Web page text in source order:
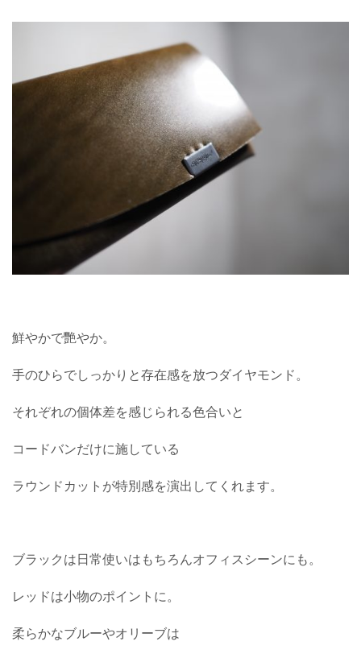
鮮やかで艷やか。
手のひらでしっかりと存在感を放つダイヤモンド。
それぞれの個体差を感じられる色合いと
コードバンだけに施している
ラウンドカットが特別感を演出してくれます。
ブラックは日常使いはもちろんオフィスシーンにも。
レッドは小物のポイントに。
柔らかなブルーやオリーブは